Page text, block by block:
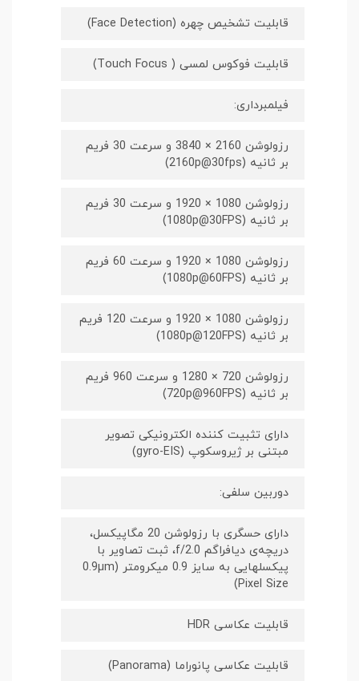
قابلیت تشخیص چهره (Face Detection)
قابلیت فوکوس لمسی ( Touch Focus)
فیلمبرداری:
رزولوشن 2160 × 3840 و سرعت 30 فریم
بر ثانیه (2160p@30fps)
رزولوشن 1080 × 1920 و سرعت 30 فریم
بر ثانیه (1080p@30FPS)
رزولوشن 1080 × 1920 و سرعت 60 فریم
بر ثانیه (1080p@60FPS)
رزولوشن 1080 × 1920 و سرعت 120 فریم
بر ثانیه (1080p@120FPS)
رزولوشن 720 × 1280 و سرعت 960 فریم
بر ثانیه (720p@960FPS)
دارای تثبیت کننده الکترونیکی تصویر
مبتنی بر ژیروسکوپ (gyro-EIS)
دوربین سلفی:
دارای حسگری با رزولوشن 20 مگاپیکسل،
دریچه‌ی دیافراگم f/2.0، ثبت تصاویر با
پیکسل‎هایی به سایز 0.9 میکرومتر (0.9µm
Pixel Size)
قابلیت عکاسی HDR
قابلیت عکاسی پانوراما (Panorama)